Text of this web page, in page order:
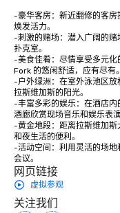
-豪华客房：新近翻修的客
焕发活力。
-刺激的赌场：潜入广阔的
扑克室。
-美食佳肴：尽情享受多元
Fork 的悠闲舒适，应有尽有。
-户外绿洲：在室外泳池区
拉斯维加斯的阳光。
-丰富多彩的娱乐：在酒店
酒廊欣赏现场音乐和娱乐表演
-黄金地段：距离拉斯维加
和夜生活的便利。
-活动空间：利用灵活的场
会议。
网页链接
虚拟参观
关注我们